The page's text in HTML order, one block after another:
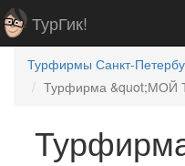
ТурГик!
Турфирмы Санкт-
Турфирма &quot;МОЙ